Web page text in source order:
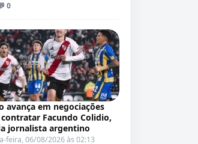
0
avança em negociações
Facundo Colidio,
jornalista argentino
feira, 06/08/2026 às 02:13